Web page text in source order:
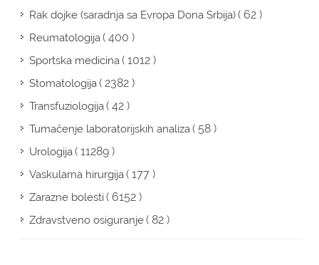
Rak dojke (saradnja sa Evropa Dona Srbija)( 62 )
Reumatologija( 400 )
Sportska medicina( 1012 )
Stomatologija( 2382 )
Transfuziologija( 42 )
Tumačenje laboratorijskih analiza( 58 )
Urologija( 11289 )
Vaskularna hirurgija( 177 )
Zarazne bolesti( 6152 )
Zdravstveno osiguranje( 82 )